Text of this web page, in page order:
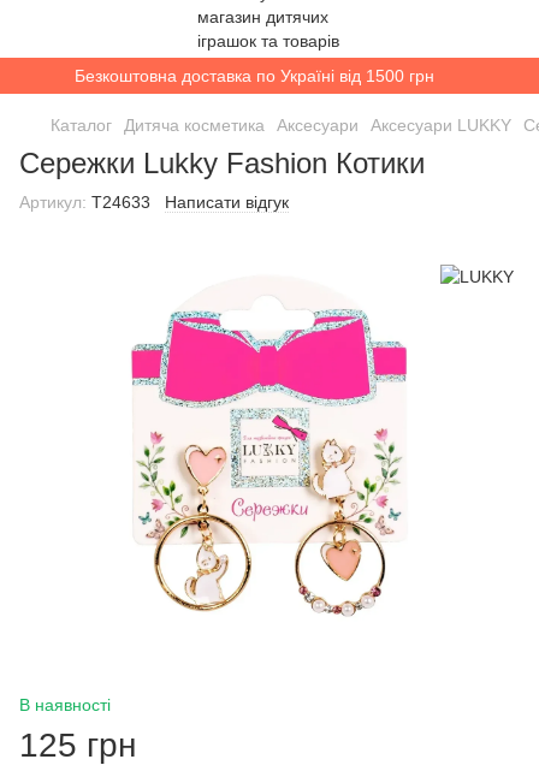
Безкоштовна доставка по Україні від 1500 грн
Каталог Дитяча косметика Аксесуари Аксесуари LUKKY
Сережки Lukky Fashion Котики
Артикул: T24633 Написати відгук
В наявності
125 грн